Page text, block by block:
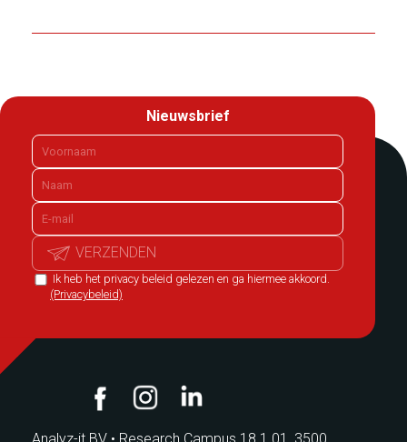
Nieuwsbrief
Ik heb het privacy beleid gelezen en ga hiermee akkoord.
(Privacybeleid)
VERZENDEN
Analyz-it BV • Research Campus 18 1.01, 3500